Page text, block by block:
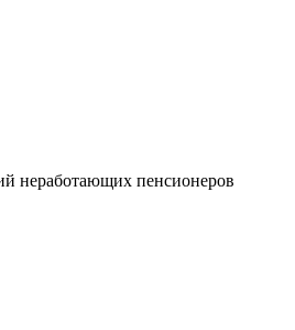
неработающих пенсионеров